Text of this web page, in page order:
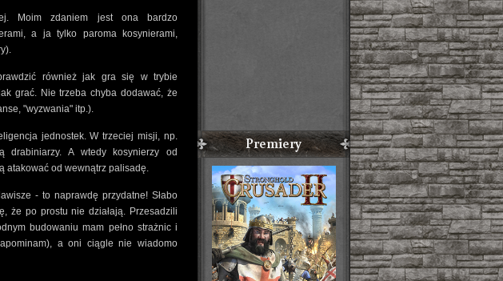
Moim zdaniem jest ona bardzo
a ja tylko paroma kosynierami,
również jak gra się w trybie
grać. Nie trzeba chyba dodawać, że
"wyzwania" itp.).
jednostek. W trzeciej misji, np.
drabiniarzy. A wtedy kosynierzy od
atakować od wewnątrz palisadę.
- to naprawdę przydatne! Słabo
że po prostu nie działają. Przesadzili
budowaniu mam pełno strażnic i
a oni ciągle nie wiadomo
Premiery